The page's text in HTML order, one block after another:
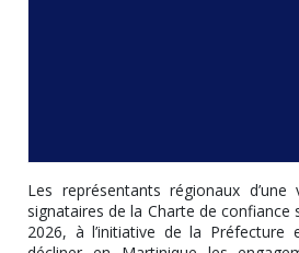
Les représentants régionaux d’une
signataires de la Charte de confiance
2026, à l’initiative de la Préfecture